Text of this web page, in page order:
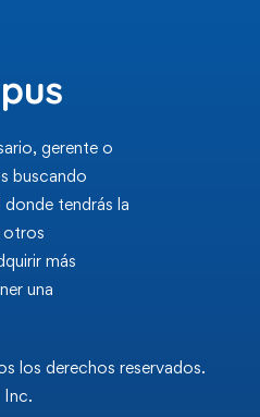
gerente o
buscando
tendrás la
otros
más
una
los derechos reservados.
Inc.